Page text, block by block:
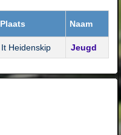
Plaats Naam
It Heidenskip Jeugd